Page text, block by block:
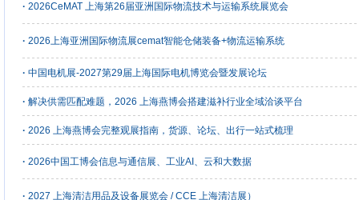
· 2026CeMAT 上海第26届亚洲国际物流技术与运输系统展览会
· 2026上海亚洲国际物流展cemat智能仓储装备+物流运输系统
· 中国电机展-2027第29届上海国际电机博览会暨发展论坛
· 解决供需匹配难题，2026 上海燕博会搭建滋补行业全域洽谈平台
· 2026 上海燕博会完整观展指南，货源、论坛、出行一站式梳理
· 2026中国工博会信息与通信展、工业AI、云和大数据
· 2027 上海清洁用品及设备展览会 / CCE 上海清洁展）